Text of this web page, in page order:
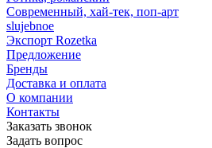
Современный, хай-тек, поп-арт
slujebnoe
Экспорт Rozetka
Предложение
Бренды
Доставка и оплата
О компании
Контакты
Заказать звонок
Задать вопрос